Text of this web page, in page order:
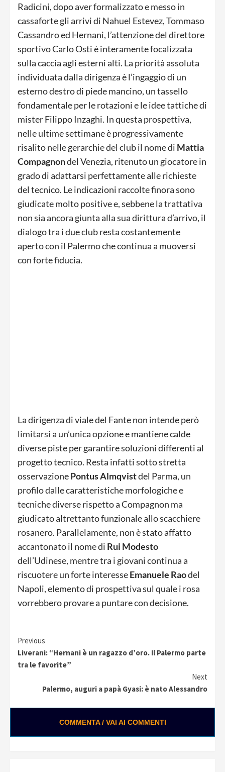
Radicini, dopo aver formalizzato e messo in
cassaforte gli arrivi di Nahuel Estevez, Tommaso
Cassandro ed Hernani, l’attenzione del direttore
sportivo Carlo Osti è interamente focalizzata
sulla caccia agli esterni alti. La priorità assoluta
individuata dalla dirigenza è l’ingaggio di un
esterno destro di piede mancino, un tassello
fondamentale per le rotazioni e le idee tattiche di
mister Filippo Inzaghi. In questa prospettiva,
nelle ultime settimane è progressivamente
risalito nelle gerarchie del club il nome di Mattia
Compagnondel Venezia, ritenuto un giocatore in
grado di adattarsi perfettamente alle richieste
del tecnico. Le indicazioni raccolte finora sono
giudicate molto positive e, sebbene la trattativa
non sia ancora giunta alla sua dirittura d’arrivo, il
dialogo tra i due club resta costantemente
aperto con il Palermo che continua a muoversi
con forte fiducia.
La dirigenza di viale del Fante non intende però
limitarsi a un’unica opzione e mantiene calde
diverse piste per garantire soluzioni differenti al
progetto tecnico. Resta infatti sotto stretta
osservazionePontus Almqvistdel Parma, un
profilo dalle caratteristiche morfologiche e
tecniche diverse rispetto a Compagnon ma
giudicato altrettanto funzionale allo scacchiere
rosanero. Parallelamente, non è stato affatto
accantonato il nome di Rui Modesto
dell’Udinese, mentre tra i giovani continua a
riscuotere un forte interesseEmanuele Raodel
Napoli, elemento di prospettiva sul quale i rosa
vorrebbero provare a puntare con decisione.
Continue
Reading
Previous
Liverani: “Hernani è un ragazzo d’oro. Il Palermo parte
tra le favorite”
Next
Palermo, auguri a papà Gyasi: è nato Alessandro
COMMENTA / VAI AI COMMENTI